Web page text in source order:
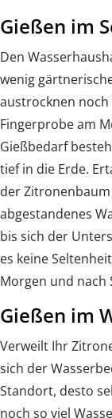
Gießen im
Den
wenig
austrocknen noch
Fingerprobe am
Gießbedarf
tief in die Erde.
der
abgestandenes
bis sich der
es keine
Morgen und nach
Gießen im
Verweilt Ihr
sich der
Standort, desto
noch so viel